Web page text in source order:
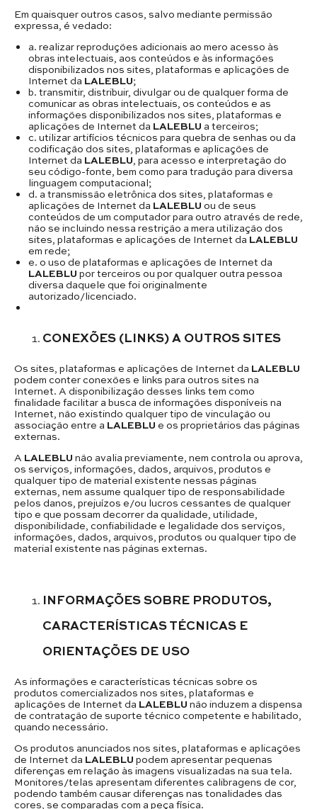
Em quaisquer outros casos, salvo mediante permissão
expressa, é vedado:
a. realizar reproduções adicionais ao mero acesso às
obras intelectuais, aos conteúdos e às informações
disponibilizados nos sites, plataformas e aplicações de
Internet da LALEBLU;
b. transmitir, distribuir, divulgar ou de qualquer forma de
comunicar as obras intelectuais, os conteúdos e as
informações disponibilizados nos sites, plataformas e
aplicações de Internet da LALEBLU a terceiros;
c. utilizar artifícios técnicos para quebra de senhas ou da
codificação dos sites, plataformas e aplicações de
Internet da LALEBLU , para acesso e interpretação do
seu código-fonte, bem como para tradução para diversa
linguagem computacional;
d. a transmissão eletrônica dos sites, plataformas e
aplicações de Internet da LALEBLUou de seus
conteúdos de um computador para outro através de rede,
não se incluindo nessa restrição a mera utilização dos
sites, plataformas e aplicações de Internet daLALEBLU
em rede;
e. o uso de plataformas e aplicações de Internet da
LALEBLU por terceiros ou por qualquer outra pessoa
diversa daquele que foi originalmente
autorizado/licenciado.
CONEXÕES (LINKS) A OUTROS SITES
Os sites, plataformas e aplicações de Internet da LALEBLU
podem conter conexões e links para outros sites na
Internet. A disponibilização desses links tem como
finalidade facilitar a busca de informações disponíveis na
Internet, não existindo qualquer tipo de vinculação ou
associação entre a LALEBLU e os proprietários das páginas
externas.
A LALEBLU não avalia previamente, nem controla ou aprova,
os serviços, informações, dados, arquivos, produtos e
qualquer tipo de material existente nessas páginas
externas, nem assume qualquer tipo de responsabilidade
pelos danos, prejuízos e/ou lucros cessantes de qualquer
tipo e que possam decorrer da qualidade, utilidade,
disponibilidade, confiabilidade e legalidade dos serviços,
informações, dados, arquivos, produtos ou qualquer tipo de
material existente nas páginas externas.
INFORMAÇÕES SOBRE PRODUTOS,
CARACTERÍSTICAS TÉCNICAS E
ORIENTAÇÕES DE USO
As informações e características técnicas sobre os
produtos comercializados nos sites, plataformas e
aplicações de Internet da LALEBLUnão induzem a dispensa
de contratação de suporte técnico competente e habilitado,
quando necessário.
Os produtos anunciados nos sites, plataformas e aplicações
de Internet da LALEBLU podem apresentar pequenas
diferenças em relação às imagens visualizadas na sua tela.
Monitores/telas apresentam diferentes calibragens de cor,
podendo também causar diferenças nas tonalidades das
cores, se comparadas com a peça física.